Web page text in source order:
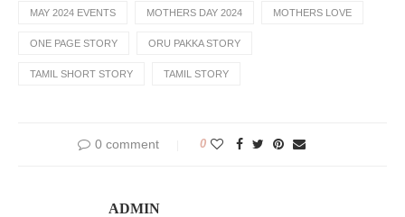
MAY 2024 EVENTS MOTHERS DAY 2024 MOTHERS LOVE
ONE PAGE STORY ORU PAKKA STORY
TAMIL SHORT STORY TAMIL STORY
0 comment 0
ADMIN